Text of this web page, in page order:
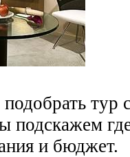
подскажем
и бюджет.